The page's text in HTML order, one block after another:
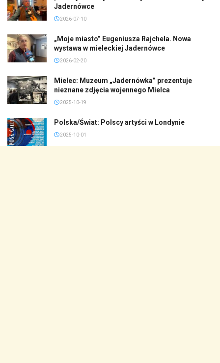
Jadernówce
2026-07-10
„Moje miasto” Eugeniusza Rajchela. Nowa
wystawa w mieleckiej Jadernówce
2026-02-20
Mielec: Muzeum „Jadernówka” prezentuje
nieznane zdjęcia wojennego Mielca
2025-10-19
Polska/Świat: Polscy artyści w Londynie
2025-10-01